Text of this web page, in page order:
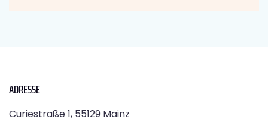
ADRESSE
Curiestraße 1, 55129 Mainz